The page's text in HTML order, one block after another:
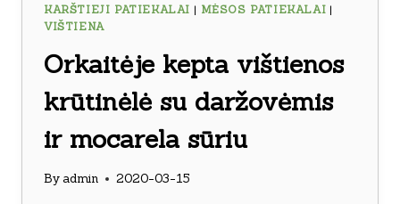
KARŠTIEJI PATIEKALAI | MĖSOS PATIEKALAI |
VIŠTIENA
Orkaitėje kepta vištienos
krūtinėlė su daržovėmis
ir mocarela sūriu
By admin 2020-03-15